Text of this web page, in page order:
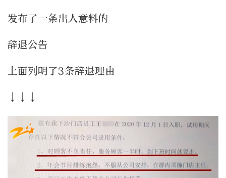
发布了一条出人意料的
辞退公告
上面列明了3条辞退理由
↓↓↓